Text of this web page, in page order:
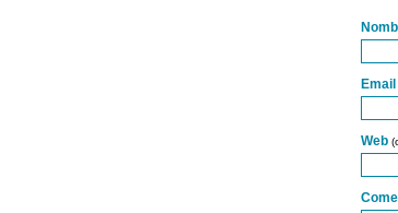
Email
Web